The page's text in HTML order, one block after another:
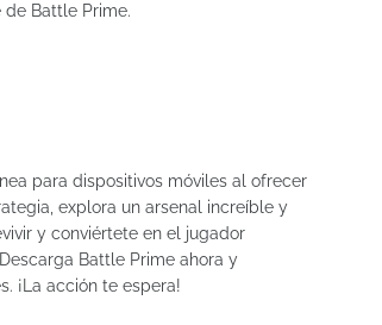
Battle Prime.
para dispositivos móviles al ofrecer
explora un arsenal increíble y
y conviértete en el jugador
Battle Prime ahora y
¡La acción te espera!